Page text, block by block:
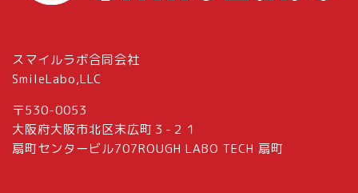
スマイルラボ合同会社
SmileLabo,LLC
〒530-0053
大阪府大阪市北区末広町３-２１
扇町センタービル707ROUGH LABO TECH 扇町